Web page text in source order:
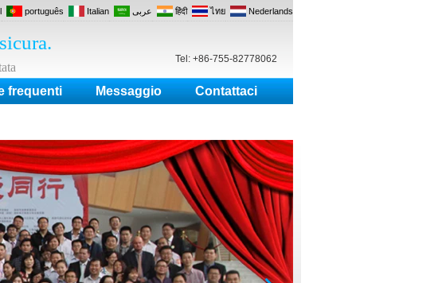
Tel: +86-755-82778062
português Italian عربى हिंदी ไทย Nederlands
frequenti Messaggio Contattaci
risparmio energetico, Pulsante uscita.